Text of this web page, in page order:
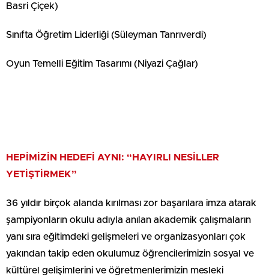
Basri Çiçek)
Sınıfta Öğretim Liderliği (Süleyman Tanrıverdi) ‍
Oyun Temelli Eğitim Tasarımı (Niyazi Çağlar)
HEPİMİZİN HEDEFİ AYNI: “HAYIRLI NESİLLER
YETİŞTİRMEK”
36 yıldır birçok alanda kırılması zor başarılara imza atarak
şampiyonların okulu adıyla anılan akademik çalışmaların
yanı sıra eğitimdeki gelişmeleri ve organizasyonları çok
yakından takip eden okulumuz öğrencilerimizin sosyal ve
kültürel gelişimlerini ve öğretmenlerimizin mesleki